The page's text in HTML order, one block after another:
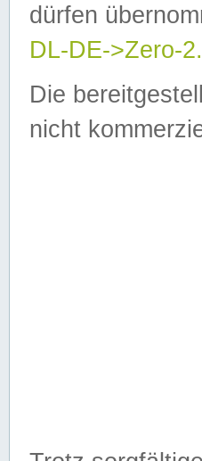
dürfen
DL-DE->Zero-
Die
nicht